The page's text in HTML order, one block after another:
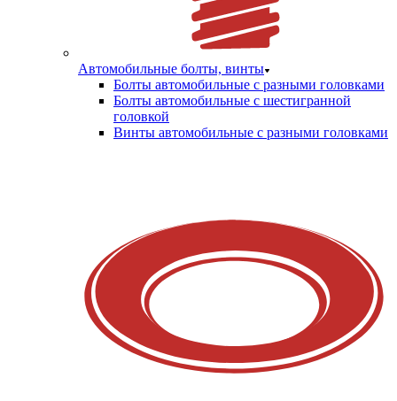
Автомобильные болты, винты
Болты автомобильные с разными головками
Болты автомобильные с шестигранной
головкой
Винты автомобильные с разными головками